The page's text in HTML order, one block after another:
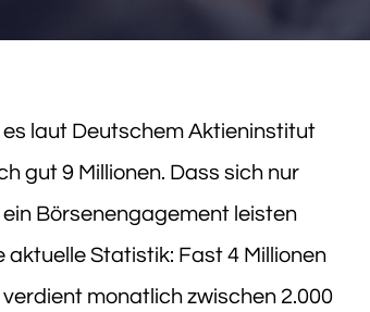
es laut Deutschem Aktieninstitut
gut 9 Millionen. Dass sich nur
Börsenengagement leisten
Statistik: Fast 4 Millionen
monatlich zwischen 2.000